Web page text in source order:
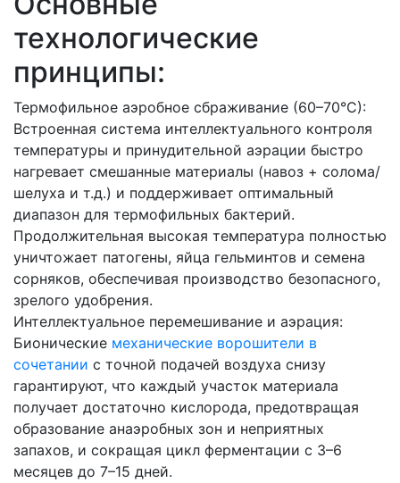
технологические
принципы:
Термофильное аэробное сбраживание (60–70°C):
Встроенная система интеллектуального контроля
температуры и принудительной аэрации быстро
нагревает смешанные материалы (навоз + солома/
шелуха и т.д.) и поддерживает оптимальный
диапазон для термофильных бактерий.
Продолжительная высокая температура полностью
уничтожает патогены, яйца гельминтов и семена
сорняков, обеспечивая производство безопасного,
зрелого удобрения.
Интеллектуальное перемешивание и аэрация:
Бионические механические ворошители в
сочетании с точной подачей воздуха снизу
гарантируют, что каждый участок материала
получает достаточно кислорода, предотвращая
образование анаэробных зон и неприятных
запахов, и сокращая цикл ферментации с 3–6
месяцев до 7–15 дней.